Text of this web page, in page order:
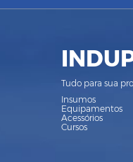
Tudo para sua
Insumos
Equipamentos
Acessórios
Cursos